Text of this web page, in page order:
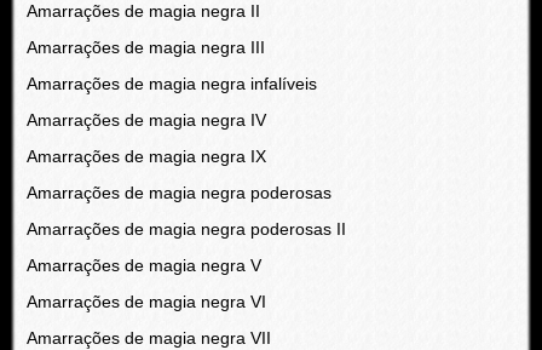
Amarrações de magia negra II
Amarrações de magia negra III
Amarrações de magia negra infalíveis
Amarrações de magia negra IV
Amarrações de magia negra IX
Amarrações de magia negra poderosas
Amarrações de magia negra poderosas II
Amarrações de magia negra V
Amarrações de magia negra VI
Amarrações de magia negra VII